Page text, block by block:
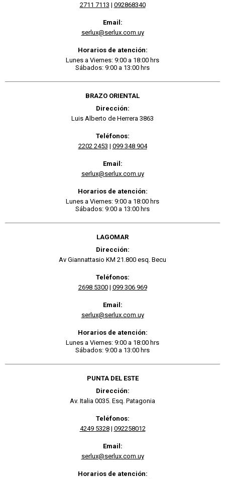
2711 7113 | 092868340
Email:
serlux@serlux.com.uy
Horarios de atención:
Lunes a Viernes: 9:00 a 18:00 hrs
Sábados: 9:00 a 13:00 hrs
BRAZO ORIENTAL
Dirección:
Luis Alberto de Herrera 3863
Teléfonos:
2202 2453 | 099 348 904
Email:
serlux@serlux.com.uy
Horarios de atención:
Lunes a Viernes: 9:00 a 18:00 hrs
Sábados: 9:00 a 13:00 hrs
LAGOMAR
Dirección:
Av Giannattasio KM 21.800 esq. Becu
Teléfonos:
2698 5300| 099 306 969
Email:
serlux@serlux.com.uy
Horarios de atención:
Lunes a Viernes: 9:00 a 18:00 hrs
Sábados: 9:00 a 13:00 hrs
PUNTA DEL ESTE
Dirección:
Av. Italia 0035. Esq. Patagonia
Teléfonos:
4249 5328| 092258012
Email:
serlux@serlux.com.uy
Horarios de atención: